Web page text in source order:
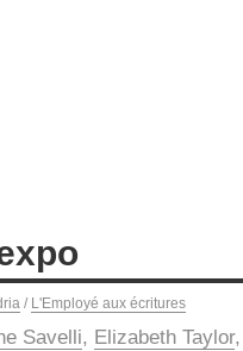
/ L'Employé aux écritures
Savelli, Elizabeth Taylor